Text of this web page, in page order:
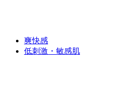
爽快感
低刺激・敏感肌